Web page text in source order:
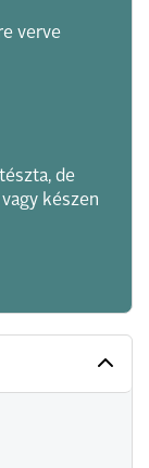
verve
de
készen